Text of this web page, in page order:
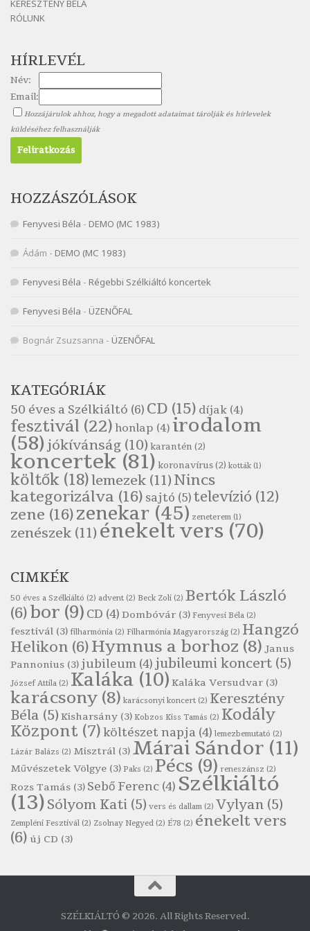
Nagy Bandó András: Nyári éj
Szélkiáltó
Szélkiáltó
Nagy Bandó András: Pöttyös katica
Szélkiáltó
Nagy Bandó András: Scarabeus
Szélkiáltó
Nagy Bandó András: Ülj le csak egyszer
Nagy Bandó András: Vakondok
Nagy Bandó András: Vizilóblues
Szélkiáltó
Szélkiáltó
Népköltés: Most érkeztünk
Szélkiáltó
Népköltés: Reggeli köszöntő
Pákolitz István: Altató
Szélkiáltó
Pákolitz István: Bakarasz
Szélkiáltó
Pákolitz István: Csiga-biga
Szélkiáltó
Pákolitz István: Kiolvasó
Szélkiáltó
Páskándi Géza: Madárijesztő
Szélkiáltó
Szélkiáltó
Robert Burns: Árpa Jankó
Szélkiáltó
Robert Burns: Most hoci a számlát
Szélkiáltó
Robert Burns: Most hoci a számlát
Szélkiáltó
Robert Burns: Nagyhasú flaskó…
Szélkiáltó
Robert Burns: Skót ital
Robert Burns: Skót ital
Szélkiáltó
Simkó Péter: Károgós
Szélkiáltó
Szepesi Attila: Csali dal
KERESZTÉNY BÉLA
RÓLUNK
HÍRLEVÉL
Név:
Email:
Hozzájárulok ahhoz, hogy a megadott adataimat tárolják és hírlevelek
küldéséhez felhasználják
HOZZÁSZÓLÁSOK
Fenyvesi Béla - DEMO (MC 1983)
Ádám - DEMO (MC 1983)
Fenyvesi Béla - Régebbi Szélkiáltó koncertek
Fenyvesi Béla - ÜZENŐFAL
Bognár Zsuzsanna - ÜZENŐFAL
KATEGÓRIÁK
50 éves a Szélkiáltó (6) CD (15) díjak (4)
fesztivál (22) honlap (4) irodalom
(58)jókívánság (10) karantén (2)
koncertek (81) koronavírus(2) kották (1)
költők (18)lemezek (11)Nincs
kategorizálva (16) sajtó (5)televízió (12)
zene (16)zenekar (45) zeneterem (1)
zenészek (11) énekelt vers (70)
CIMKÉK
50 éves a Szélkiáltó (2) advent (2) Beck Zoli (2) Bertók László
(6)bor (9) CD (4) Dombóvár (3) Fenyvesi Béla (2)
fesztivál (3) filharmónia (2) Filharmónia Magyarország (2) Hangzó
Helikon (6)Hymnus a borhoz (8) Janus
Pannonius (3)jubileum (4)jubileumi koncert (5)
József Attila (2) Kaláka (10) Kaláka Versudvar (3)
karácsony (8) karácsonyi koncert (2) Keresztény
Béla (5) Kisharsány (3) Kobzos Kiss Tamás (2) Kodály
Központ (7)költészet napja (4) lemezbemutató (2)
Lázár Balázs (2) Misztrál (3) Márai Sándor (11)
Művészetek Völgye (3) Paks (2) Pécs (9) reneszánsz (2)
Rozs Tamás (3) Sebő Ferenc (4) Szélkiáltó
(13)Sólyom Kati (5) vers és dallam (2) Vylyan (5)
Zempléni Fesztivál (2) Zsolnay Negyed (2) É78 (2) énekelt vers
(6) új CD (3)
SZÉLKIÁLTÓ © 2026. All Rights Reserved.